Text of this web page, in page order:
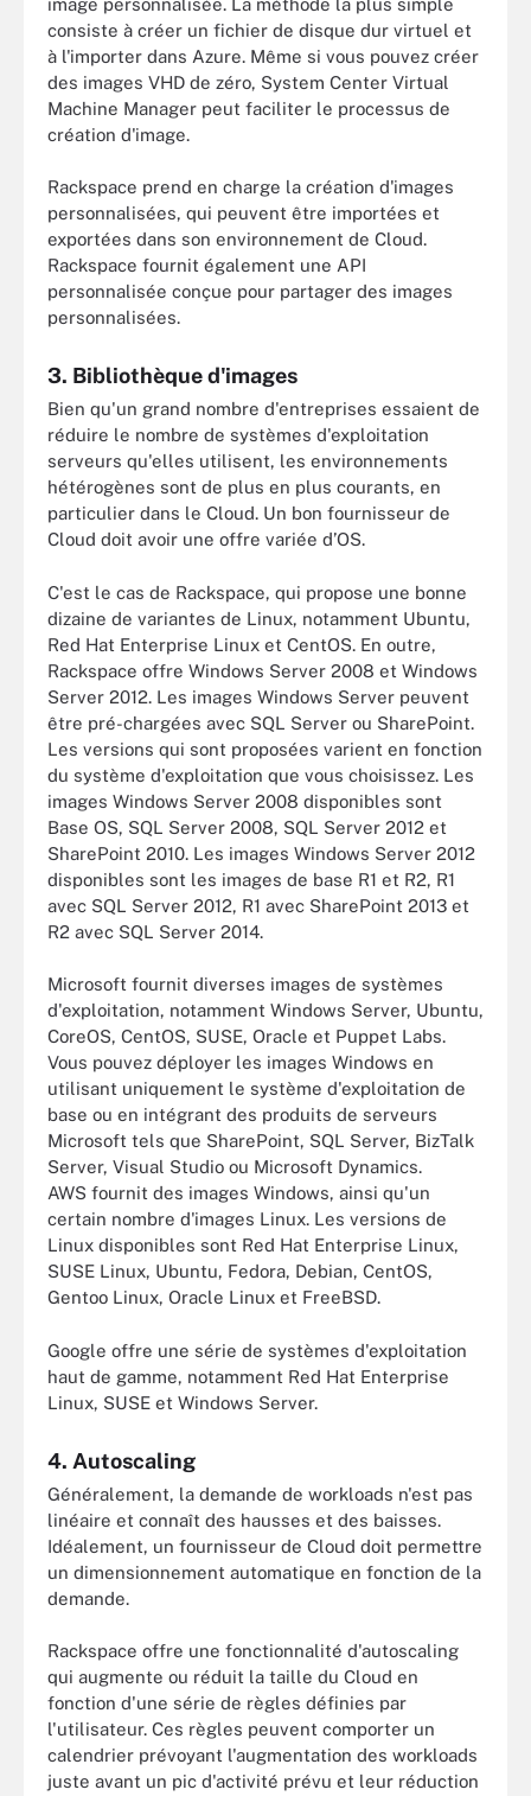
consiste à créer un fichier de disque dur virtuel et
à l'importer dans Azure. Même si vous pouvez créer
des images VHD de zéro, System Center Virtual
Machine Manager peut faciliter le processus de
création d'image.
Rackspace prend en charge la création d'images
personnalisées, qui peuvent être importées et
exportées dans son environnement de Cloud.
Rackspace fournit également une API
personnalisée conçue pour partager des images
personnalisées.
3. Bibliothèque d'images
Bien qu'un grand nombre d'entreprises essaient de
réduire le nombre de systèmes d'exploitation
serveurs qu'elles utilisent, les environnements
hétérogènes sont de plus en plus courants, en
particulier dans le Cloud. Un bon fournisseur de
Cloud doit avoir une offre variée d’OS.
C'est le cas de Rackspace, qui propose une bonne
dizaine de variantes de Linux, notamment Ubuntu,
Red Hat Enterprise Linux et CentOS. En outre,
Rackspace offre Windows Server 2008 et Windows
Server 2012. Les images Windows Server peuvent
être pré-chargées avec SQL Server ou SharePoint.
Les versions qui sont proposées varient en fonction
du système d'exploitation que vous choisissez. Les
images Windows Server 2008 disponibles sont
Base OS, SQL Server 2008, SQL Server 2012 et
SharePoint 2010. Les images Windows Server 2012
disponibles sont les images de base R1 et R2, R1
avec SQL Server 2012, R1 avec SharePoint 2013 et
R2 avec SQL Server 2014.
Microsoft fournit diverses images de systèmes
d'exploitation, notamment Windows Server, Ubuntu,
CoreOS, CentOS, SUSE, Oracle et Puppet Labs.
Vous pouvez déployer les images Windows en
utilisant uniquement le système d'exploitation de
base ou en intégrant des produits de serveurs
Microsoft tels que SharePoint, SQL Server, BizTalk
Server, Visual Studio ou Microsoft Dynamics.
AWS fournit des images Windows, ainsi qu'un
certain nombre d'images Linux. Les versions de
Linux disponibles sont Red Hat Enterprise Linux,
SUSE Linux, Ubuntu, Fedora, Debian, CentOS,
Gentoo Linux, Oracle Linux et FreeBSD.
Google offre une série de systèmes d'exploitation
haut de gamme, notamment Red Hat Enterprise
Linux, SUSE et Windows Server.
4. Autoscaling
Généralement, la demande de workloads n'est pas
linéaire et connaît des hausses et des baisses.
Idéalement, un fournisseur de Cloud doit permettre
un dimensionnement automatique en fonction de la
demande.
Rackspace offre une fonctionnalité d'autoscaling
qui augmente ou réduit la taille du Cloud en
fonction d'une série de règles définies par
l'utilisateur. Ces règles peuvent comporter un
calendrier prévoyant l'augmentation des workloads
juste avant un pic d'activité prévu et leur réduction